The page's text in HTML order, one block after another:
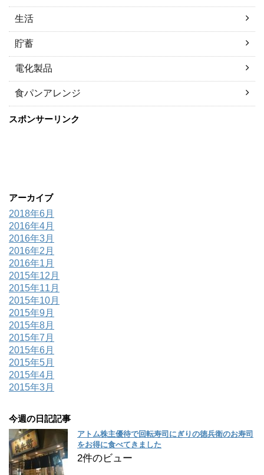
生活
貯蓄
電化製品
食パンアレンジ
スポンサーリンク
アーカイブ
2018年6月
2016年4月
2016年3月
2016年2月
2016年1月
2015年12月
2015年11月
2015年10月
2015年9月
2015年8月
2015年7月
2015年6月
2015年5月
2015年4月
2015年3月
今週の日記記事
アトム株主優待で回転寿司にぎりの徳兵衛のお寿司
をお得に食べてきました
2件のビュー